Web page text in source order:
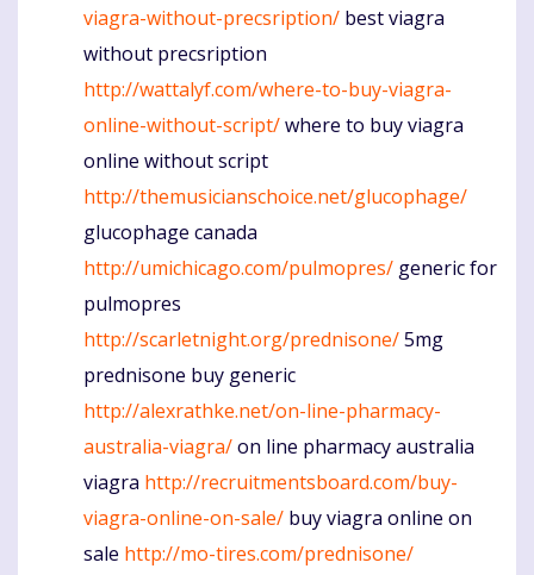
viagra-without-precsription/ best viagra
without precsription
http://wattalyf.com/where-to-buy-viagra-
online-without-script/where to buy viagra
online without script
http://themusicianschoice.net/glucophage/
glucophage canada
http://umichicago.com/pulmopres/ generic for
pulmopres
http://scarletnight.org/prednisone/5mg
prednisone buy generic
http://alexrathke.net/on-line-pharmacy-
australia-viagra/on line pharmacy australia
viagra http://recruitmentsboard.com/buy-
viagra-online-on-sale/ buy viagra online on
sale http://mo-tires.com/prednisone/